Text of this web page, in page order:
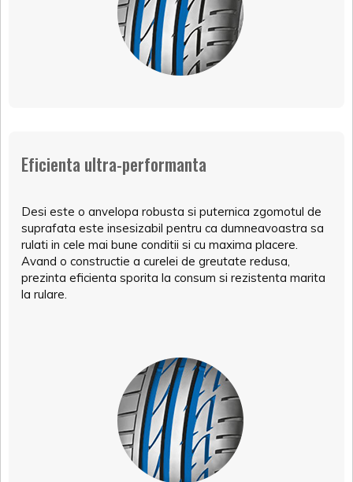
Eficienta ultra-performanta
Desi este o anvelopa robusta si puternica zgomotul de
suprafata este insesizabil pentru ca dumneavoastra sa
rulati in cele mai bune conditii si cu maxima placere.
Avand o constructie a curelei de greutate redusa,
prezinta eficienta sporita la consum si rezistenta marita
la rulare.